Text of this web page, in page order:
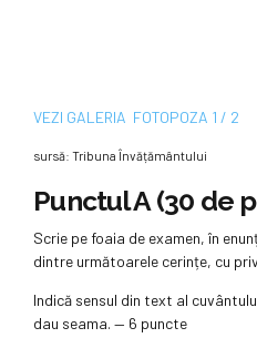
VEZI GALERIA FOTOPOZA 1 / 2
sursă: Tribuna Învățământului
Punctul A (30 de
Scrie pe foaia de examen, în
dintre următoarele cerințe, cu
Indică sensul din text al
dau seama. — 6 puncte